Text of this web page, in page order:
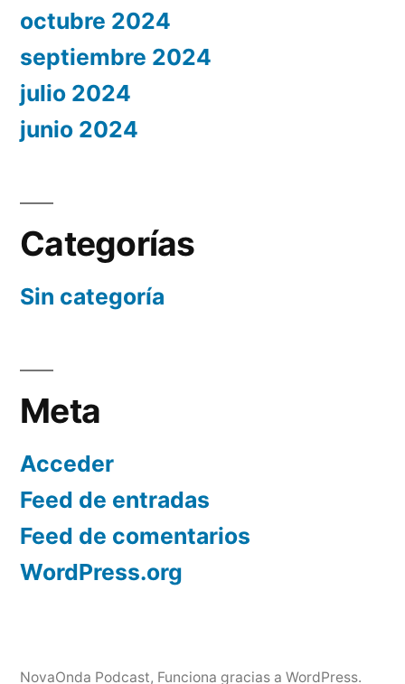
octubre 2024
septiembre 2024
julio 2024
junio 2024
Categorías
Sin categoría
Meta
Acceder
Feed de entradas
Feed de comentarios
WordPress.org
NovaOnda Podcast, Funciona gracias a WordPress.